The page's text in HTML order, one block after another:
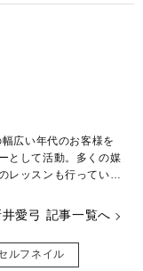
広い年代のお客様を
として活動。多くの媒
レッスンも行ってい
スキンケアアドバイ
井愛弓 記事一覧へ
ルフネイル